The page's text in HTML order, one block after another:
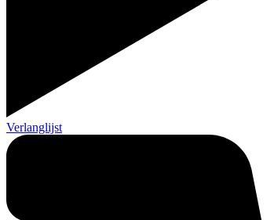
Verlanglijst